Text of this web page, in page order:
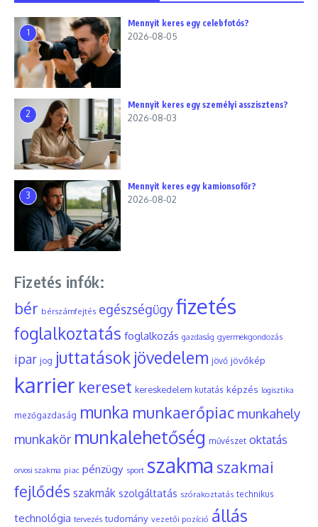
1
Mennyit keres egy celebfotós?
2026-08-05
2
Mennyit keres egy személyi asszisztens?
2026-08-03
3
Mennyit keres egy kamionsofőr?
2026-08-02
Fizetés infók:
bér bérszámfejtés egészségügyfizetés
foglalkoztatás foglalkozás gazdaság gyermekgondozás
ipar jog juttatások jövedelem jövő jövőkép
karrier kereset kereskedelem kutatás képzés logisztika
mezőgazdaság munka munkaerőpiac munkahely
munkakör munkalehetőség művészet oktatás
orvosi szakma piac pénzügy sport szakma szakmai
fejlődés szakmák szolgáltatás szórakoztatás technikus
technológia tervezés tudomány vezetői pozíció állás